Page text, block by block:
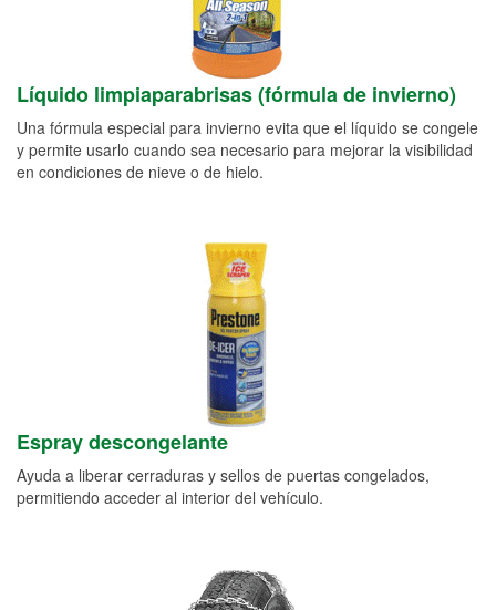
Líquido limpiaparabrisas (fórmula de invierno)
Una fórmula especial para invierno evita que el líquido se congele
y permite usarlo cuando sea necesario para mejorar la visibilidad
en condiciones de nieve o de hielo.
Espray descongelante
Ayuda a liberar cerraduras y sellos de puertas congelados,
permitiendo acceder al interior del vehículo.